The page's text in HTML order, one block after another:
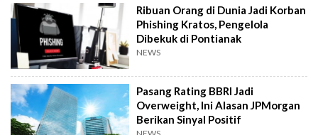
Ribuan Orang di Dunia Jadi Korban
Phishing Kratos, Pengelola
Dibekuk di Pontianak
NEWS
Pasang Rating BBRI Jadi
Overweight, Ini Alasan JPMorgan
Berikan Sinyal Positif